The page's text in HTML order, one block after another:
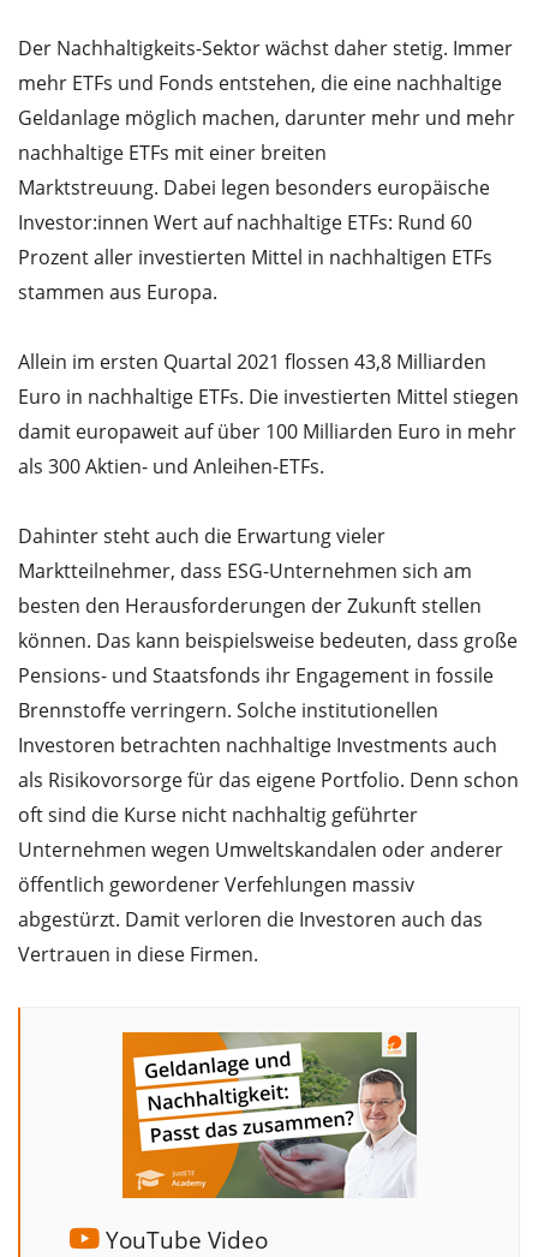
Der Nachhaltigkeits-Sektor wächst daher stetig. Immer
mehr ETFs und Fonds entstehen, die eine nachhaltige
Geldanlage möglich machen, darunter mehr und mehr
nachhaltige ETFs mit einer breiten
Marktstreuung. Dabei legen besonders europäische
Investor:innen Wert auf nachhaltige ETFs: Rund 60
Prozent aller investierten Mittel in nachhaltigen ETFs
stammen aus Europa.
Allein im ersten Quartal 2021 flossen 43,8 Milliarden
Euro in nachhaltige ETFs. Die investierten Mittel stiegen
damit europaweit auf über 100 Milliarden Euro in mehr
als 300 Aktien- und Anleihen-ETFs.
Dahinter steht auch die Erwartung vieler
Marktteilnehmer, dass ESG-Unternehmen sich am
besten den Herausforderungen der Zukunft stellen
können. Das kann beispielsweise bedeuten, dass große
Pensions- und Staatsfonds ihr Engagement in fossile
Brennstoffe verringern. Solche institutionellen
Investoren betrachten nachhaltige Investments auch
als Risikovorsorge für das eigene Portfolio. Denn schon
oft sind die Kurse nicht nachhaltig geführter
Unternehmen wegen Umweltskandalen oder anderer
öffentlich gewordener Verfehlungen massiv
abgestürzt. Damit verloren die Investoren auch das
Vertrauen in diese Firmen.
YouTube Video